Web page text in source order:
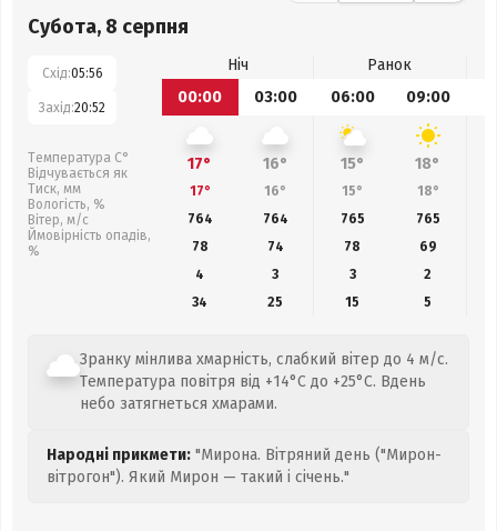
Субота, 8 серпня
Схід:05:56
Захід:20:52
Температура С°
Відчувається як
Тиск, мм
Вологість, %
Вітер, м/с
Ймовірність опадів,
%
Ніч
Ранок
00:00
03:00 06:00 09:00
17° 16° 15° 18°
17° 16° 15° 18°
764
764 765 765
78
74 78 69
4
3 3
2
34
25 15 5
Зранку мінлива хмарність, слабкий вітер до 4 м/с.
Температура повітря від +14°C до +25°C. Вдень
небо затягнеться хмарами.
Народні прикмети: "Мирона. Вітряний день ("Мирон-
вітрогон"). Який Мирон — такий і січень."